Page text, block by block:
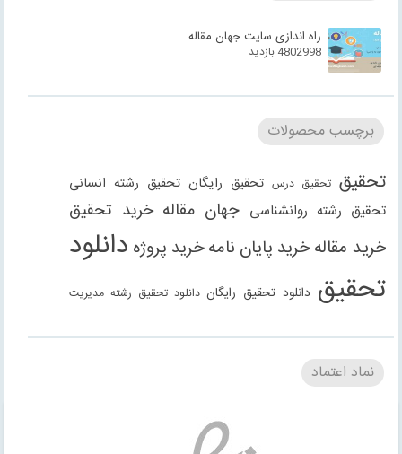
راه اندازی سایت جهان مقاله
4802998 بازدید
برچسب محصولات
تحقیق تحقیق درس تحقیق رایگان تحقیق رشته انسانی
تحقیق رشته روانشناسی جهان مقاله خرید تحقیق
خرید مقالهخرید پایان نامهخرید پروژه دانلود
تحقیق دانلود تحقیق رایگان دانلود تحقیق رشته مدیریت
دانلود مقاله دانلود مقاله رایگان دانلود مقاله رشته
انسانی دانلود مقاله رشته علوم انسانی
دانلود پاورپوینت دانلود پروژه
نماد اعتماد